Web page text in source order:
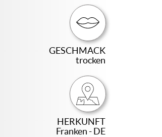
GESCHMACK
trocken
HERKUNFT
Franken - DE